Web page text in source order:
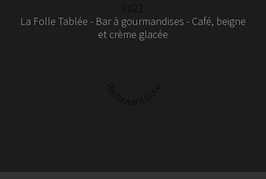
2022
La Folle Tablée - Bar à gourmandises - Café, beigne
et crème glacée
Restaurant Guru